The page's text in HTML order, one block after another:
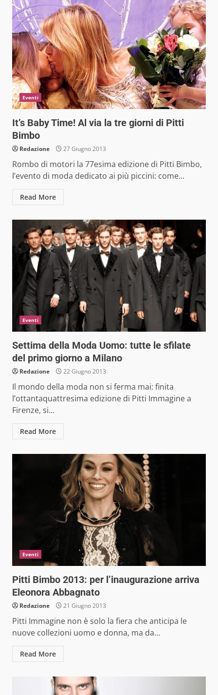
Eventi
It’s Baby Time! Al via la tre giorni di Pitti
Bimbo
Redazione 27 Giugno 2013
Rombo di motori la 77esima edizione di Pitti Bimbo,
l’evento di moda dedicato ai più piccini: come...
Read More
Eventi
Settima della Moda Uomo: tutte le sfilate
del primo giorno a Milano
Redazione 22 Giugno 2013
Il mondo della moda non si ferma mai: finita
l’ottantaquattresima edizione di Pitti Immagine a
Firenze, si...
Read More
Eventi
Pitti Bimbo 2013: per l’inaugurazione arriva
Eleonora Abbagnato
Redazione 21 Giugno 2013
Pitti Immagine non è solo la fiera che anticipa le
nuove collezioni uomo e donna, ma da...
Read More